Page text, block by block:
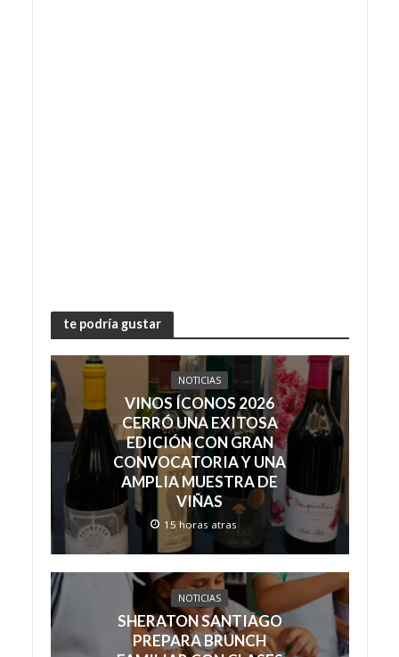
te podría gustar
NOTICIAS
VINOS ÍCONOS 2026
CERRÓ UNA EXITOSA
EDICIÓN CON GRAN
CONVOCATORIA Y UNA
AMPLIA MUESTRA DE
VIÑAS
15 horas atras
NOTICIAS
SHERATON SANTIAGO
PREPARA BRUNCH